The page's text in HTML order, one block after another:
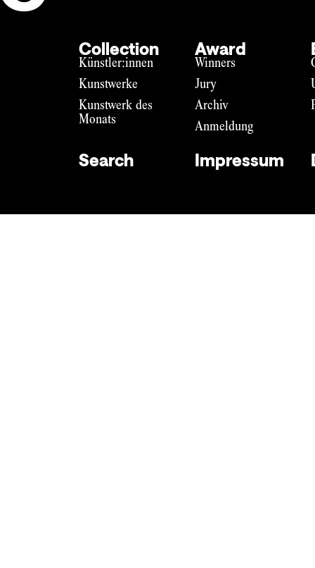
Collection
Künstler:innen
Kunstwerke
Kunstwerk des
Monats
Award
Winners
Jury
Archiv
Anmeldung
Search Impressum